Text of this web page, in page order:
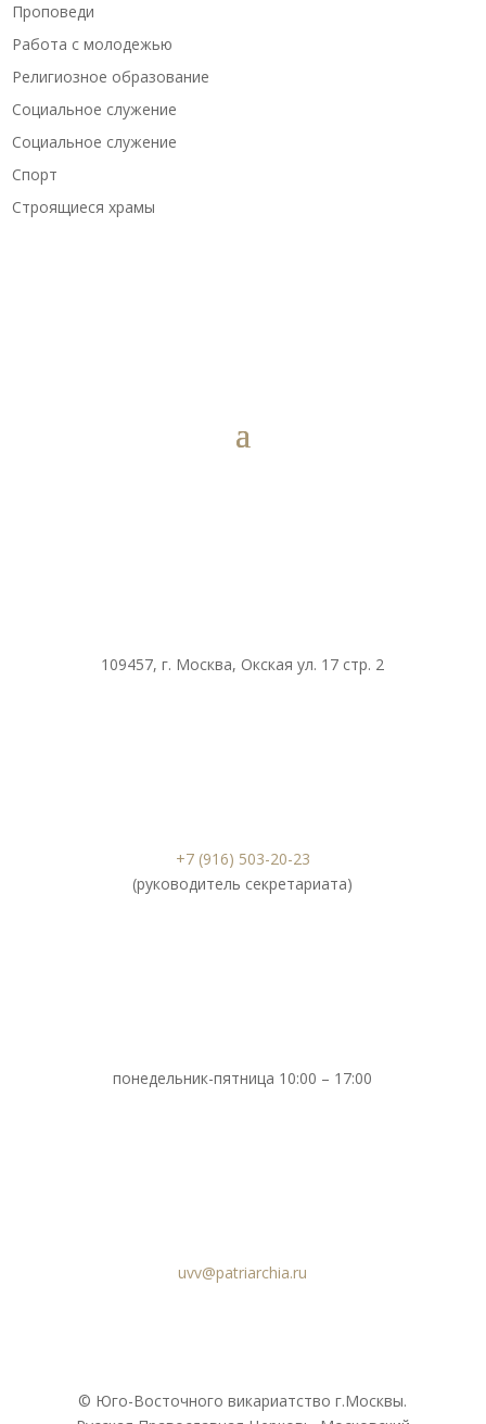
Проповеди
Работа с молодежью
Религиозное образование
Социальное служение
Социальное служение
Спорт
Строящиеся храмы
109457, г. Москва, Окская ул. 17 стр. 2
+7 (916) 503-20-23
(руководитель секретариата)
понедельник-пятница 10:00 – 17:00
uvv@patriarchia.ru
© Юго-Восточного викариатствo г.Москвы.